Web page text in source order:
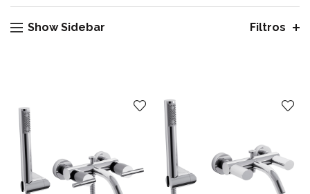
Show Sidebar Filtros